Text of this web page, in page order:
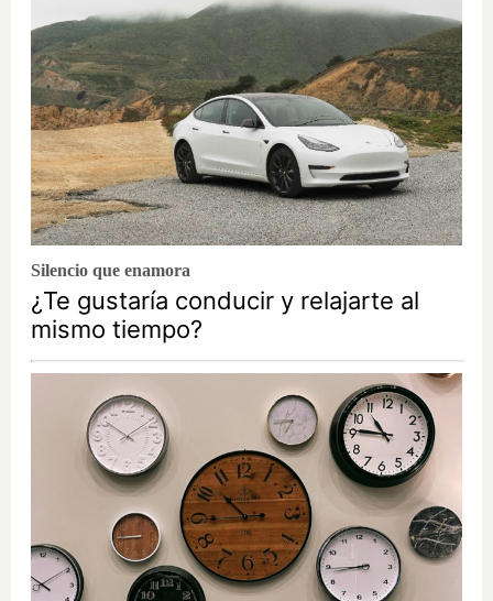
Silencio que enamora
¿Te gustaría conducir y relajarte al
mismo tiempo?